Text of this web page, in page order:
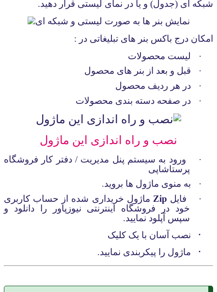
شبکه ای (جدول) و یا در نمای لیستی قرار دهید.
امکان درج باکس بنر های تبلیغاتی در :
·
لیست محصولات
·
قبل و بعد از بنر های محصول
·
در هر ردیف محصول
·
در صفحه دسته بندی محصولات
نصب و راه اندازی این ماژول
·
ورود به سیستم پنل مدیریت / دفتر کار فروشگاه
پرستاشاپی
·
به منوی ماژول ها بروید.
·
فایل Zip ماژول خریداری شده از حساب کاربری
خود در فروشگاه اینترنتی نیوزپاور را دانلود و
سپس آپلود نمایید.
· نصب آسان با یک کلیک
· ماژول را پیکربندی نمایید.